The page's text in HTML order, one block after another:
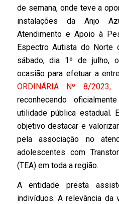
de semana, onde teve a
instalações da Anjo
Atendimento e Apoio à
Espectro Autista do Norte
sábado, dia 1º de julho,
ocasião para efetuar a
ORDINÁRIA Nº 8/2023,
reconhecendo
utilidade pública estadual.
objetivo destacar e
pela associação no
adolescentes com
(TEA) em toda a região.
A entidade presta
indivíduos. A relevância